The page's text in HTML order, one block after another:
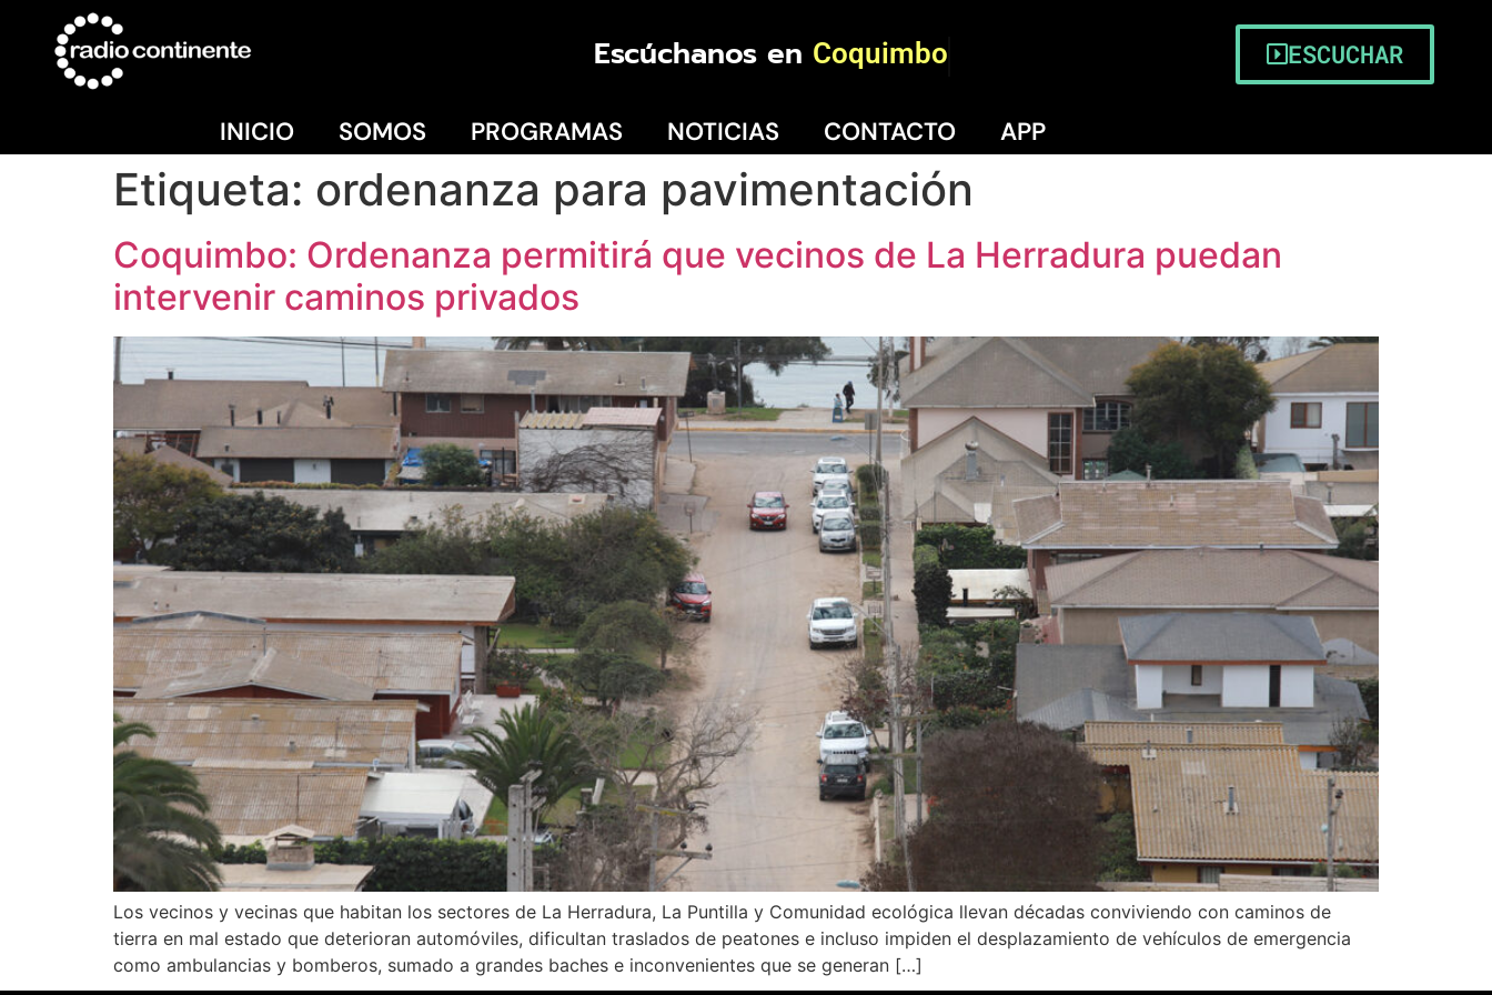
Escúchanos en Coquimbo ESCUCHAR
INICIO SOMOS PROGRAMAS NOTICIAS CONTACTO APP
Etiqueta: ordenanza para pavimentación
Coquimbo: Ordenanza permitirá que vecinos de La Herradura puedan
intervenir caminos privados
Los vecinos y vecinas que habitan los sectores de La Herradura, La Puntilla y Comunidad ecológica llevan décadas conviviendo con caminos de
tierra en mal estado que deterioran automóviles, dificultan traslados de peatones e incluso impiden el desplazamiento de vehículos de emergencia
como ambulancias y bomberos, sumado a grandes baches e inconvenientes que se generan […]